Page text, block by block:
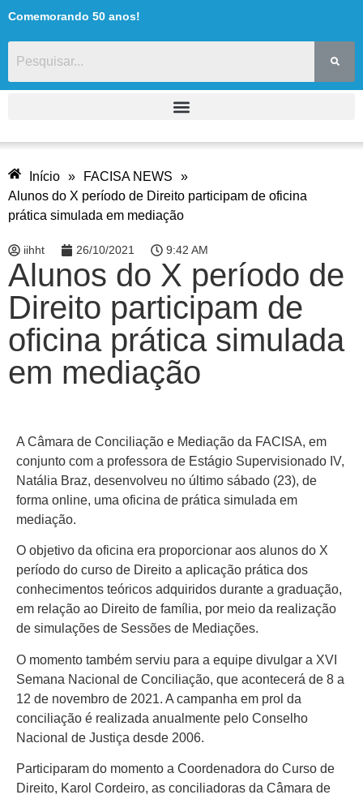
Comemorando 50 anos!
Início » FACISA NEWS
»
Alunos do X período de Direito participam de oficina
prática simulada em mediação
iihht 26/10/2021 9:42 AM
Alunos do X período de
Direito participam de
oficina prática simulada
em mediação
A Câmara de Conciliação e Mediação da FACISA, em
conjunto com a professora de Estágio Supervisionado IV,
Natália Braz, desenvolveu no último sábado (23), de
forma online, uma oficina de prática simulada em
mediação.
O objetivo da oficina era proporcionar aos alunos do X
período do curso de Direito a aplicação prática dos
conhecimentos teóricos adquiridos durante a graduação,
em relação ao Direito de família, por meio da realização
de simulações de Sessões de Mediações.
O momento também serviu para a equipe divulgar a XVI
Semana Nacional de Conciliação, que acontecerá de 8 a
12 de novembro de 2021. A campanha em prol da
conciliação é realizada anualmente pelo Conselho
Nacional de Justiça desde 2006.
Participaram do momento a Coordenadora do Curso de
Direito, Karol Cordeiro, as conciliadoras da Câmara de